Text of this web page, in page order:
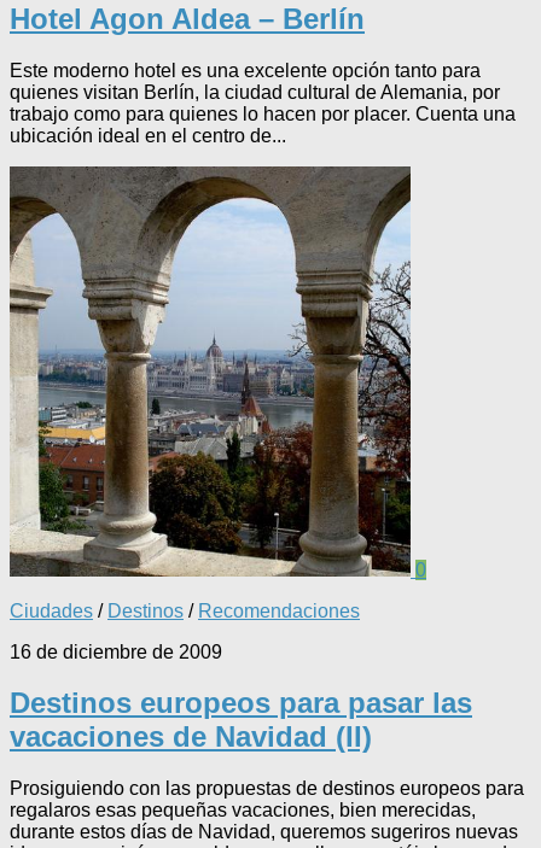
Hotel Agon Aldea – Berlín
Este moderno hotel es una excelente opción tanto para
quienes visitan Berlín, la ciudad cultural de Alemania, por
trabajo como para quienes lo hacen por placer. Cuenta una
ubicación ideal en el centro de...
0
Ciudades / Destinos / Recomendaciones
16 de diciembre de 2009
Destinos europeos para pasar las
vacaciones de Navidad (II)
Prosiguiendo con las propuestas de destinos europeos para
regalaros esas pequeñas vacaciones, bien merecidas,
durante estos días de Navidad, queremos sugeriros nuevas